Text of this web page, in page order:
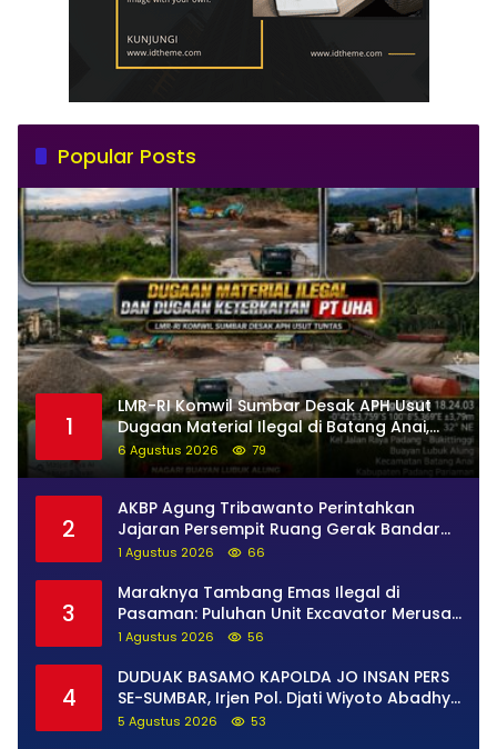
Popular Posts
1
LMR-RI Komwil Sumbar Desak APH Usut
Dugaan Material Ilegal di Batang Anai,
Dugaan Keterkaitan PT UHA Diminta
Diselidiki Tuntas
6 Agustus 2026 79
2
AKBP Agung Tribawanto Perintahkan
Jajaran Persempit Ruang Gerak Bandar
Narkoba di Pasaman Barat
1 Agustus 2026 66
3
Maraknya Tambang Emas Ilegal di
Pasaman: Puluhan Unit Excavator Merusak
Alam, di Kawasan Muaro Sungai Lolo
1 Agustus 2026 56
4
DUDUAK BASAMO KAPOLDA JO INSAN PERS
SE-SUMBAR, Irjen Pol. Djati Wiyoto Abadhy
Tegaskan Tak Ada Ruang bagi Pelanggar
5 Agustus 2026 53